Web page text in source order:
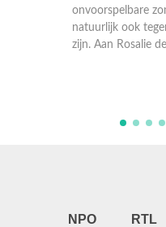
ontwerpster
in dit thema te
lastig, want de
NPO
RTL